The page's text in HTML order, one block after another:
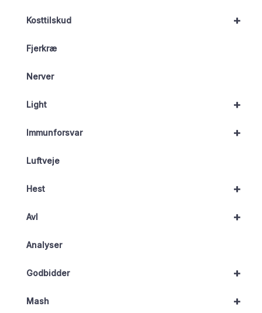
+
Kosttilskud
Fjerkræ
Nerver
+
Light
+
Immunforsvar
Luftveje
+
Hest
+
Avl
Analyser
+
Godbidder
+
Mash